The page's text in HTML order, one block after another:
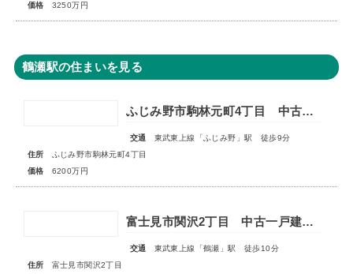
価格 3250万円
鶴瀬駅の住まいを見る
ふじみ野市駒林元町4丁目 中古一戸建住宅
交通
東武東上線「ふじみ野」駅 徒歩9分
住所
ふじみ野市駒林元町4丁目
価格
6200万円
富士見市関沢2丁目 中古一戸建住宅
交通
東武東上線「鶴瀬」駅 徒歩10分
住所
富士見市関沢2丁目